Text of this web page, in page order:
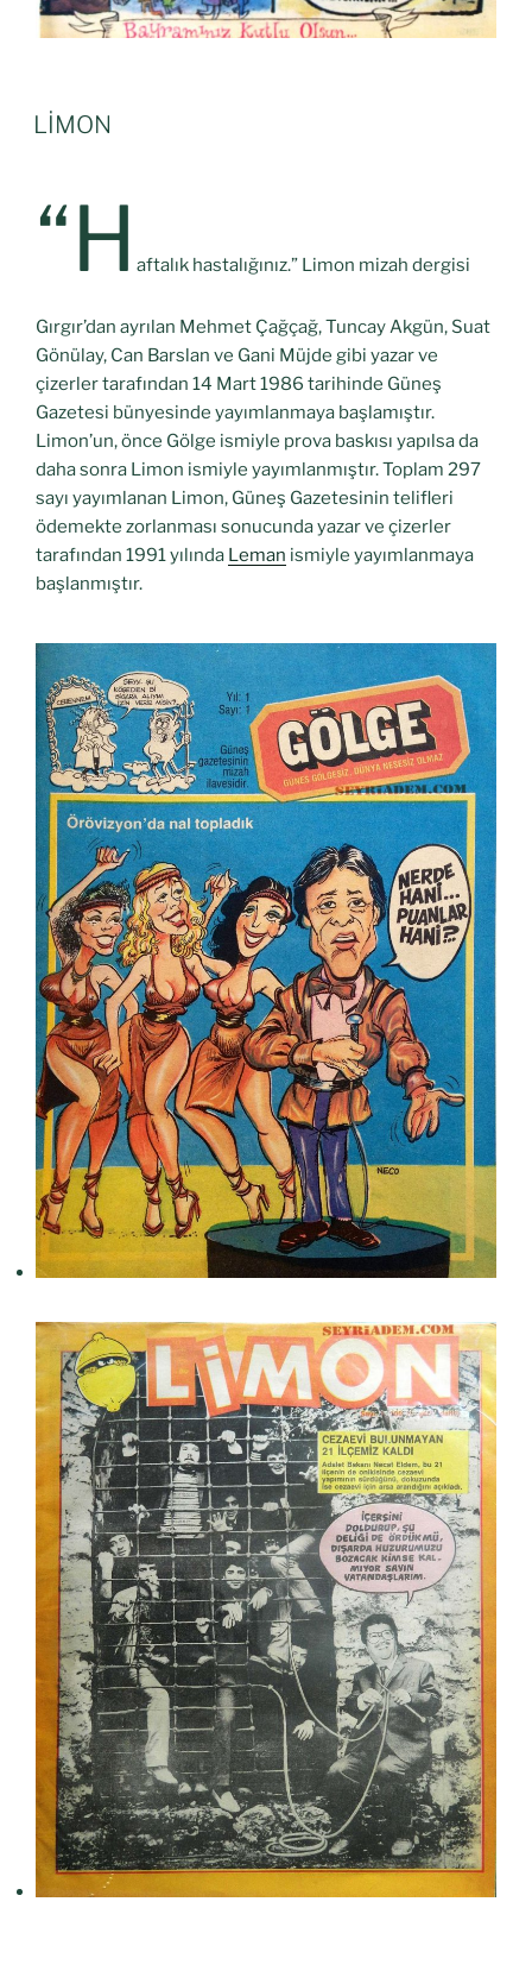
LİMON
“H aftalık hastalığınız.” Limon mizah dergisi
Gırgır’dan ayrılan Mehmet Çağçağ, Tuncay Akgün, Suat
Gönülay, Can Barslan ve Gani Müjde gibi yazar ve
çizerler tarafından 14 Mart 1986 tarihinde Güneş
Gazetesi bünyesinde yayımlanmaya başlamıştır.
Limon’un, önce Gölge ismiyle prova baskısı yapılsa da
daha sonra Limon ismiyle yayımlanmıştır. Toplam 297
sayı yayımlanan Limon, Güneş Gazetesinin telifleri
ödemekte zorlanması sonucunda yazar ve çizerler
tarafından 1991 yılında Leman ismiyle yayımlanmaya
başlanmıştır.